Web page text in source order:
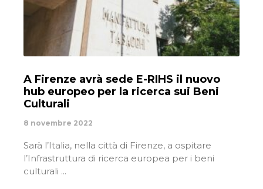
A Firenze avrà sede E-RIHS il nuovo
hub europeo per la ricerca sui Beni
Culturali
8 novembre 2022
Sarà l’Italia, nella città di Firenze, a ospitare
l’Infrastruttura di ricerca europea per i beni
culturali